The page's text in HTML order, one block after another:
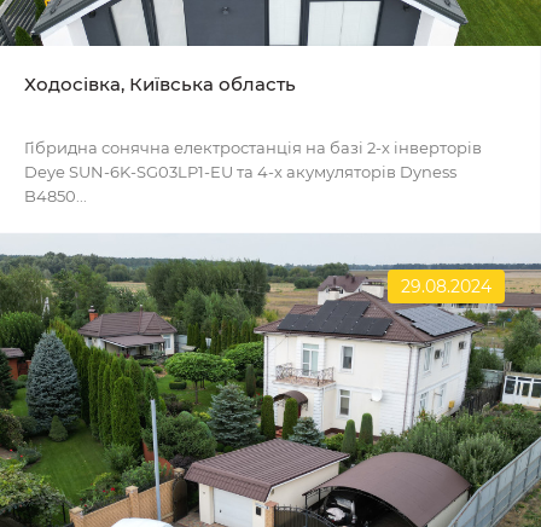
Ходосівка, Київська область
Гібридна сонячна електростанція на базі 2-х інверторів
Deye SUN-6K-SG03LP1-EU та 4-х акумуляторів Dyness
B4850...
29.08.2024